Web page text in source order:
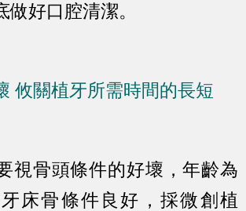
好口腔清潔。
攸關植牙所需時間的長短
視骨頭條件的好壞，年齡為
床骨條件良好，採微創植